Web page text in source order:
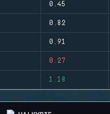
0.45
0.82
0.91
0.27
1.18